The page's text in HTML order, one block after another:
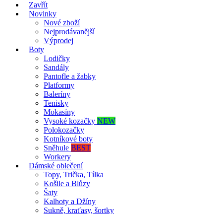
Zavřít
Novinky
Nové zboží
Nejprodávanější
Výprodej
Boty
Lodičky
Sandály
Pantofle a žabky
Platformy
Baleríny
Tenisky
Mokasíny
Vysoké kozačky NEW
Polokozačky
Kotníkové boty
Sněhule BEST
Workery
Dámské oblečení
Topy, Trička, Tílka
Košile a Blůzy
Šaty
Kalhoty a Džíny
Sukně, kraťasy, šortky